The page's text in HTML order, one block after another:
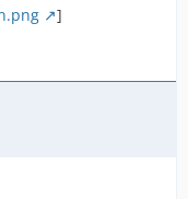
]